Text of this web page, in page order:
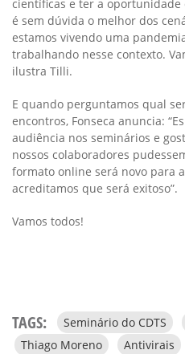
científicas e ter a oportunidade
é sem dúvida o melhor dos
estamos vivendo uma
trabalhando nesse contexto.
ilustra Tilli.
E quando perguntamos qual
encontros, Fonseca anuncia:
audiência nos seminários e
nossos colaboradores
formato online será novo para
acreditamos que será exitoso”.
Vamos todos!
TAGS: Seminário do CDTS
Thiago Moreno
Antivirais